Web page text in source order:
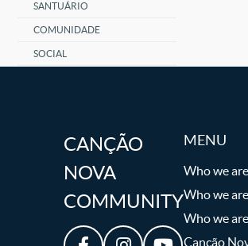
SANTUÁRIO
COMUNIDADE
SOCIAL
CANÇÃO
NOVA
COMMUNITY
MENU
Who we are
Who we are
Who we are
Canção